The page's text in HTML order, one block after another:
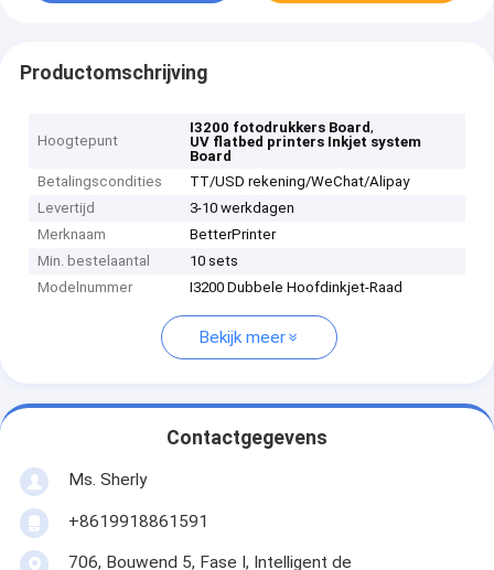
Productomschrijving
Hoogtepunt
I3200 fotodrukkers Board,
UV flatbed printers Inkjet system
Board
Betalingscondities
TT/USD rekening/WeChat/Alipay
Levertijd
3-10 werkdagen
Merknaam
BetterPrinter
Min. bestelaantal
10 sets
Modelnummer
I3200 Dubbele Hoofdinkjet-Raad
Bekijk meer
Contactgegevens
Ms. Sherly
+8619918861591
706, Bouwend 5, Fase I, Intelligent de